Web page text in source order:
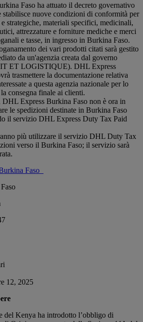
Faso ha attuato il decreto governativo
stabilisce nuove condizioni di conformità per
strategiche, materiali specifici, medicinali,
attrezzature e forniture mediche e merci
e tasse, in ingresso in Burkina Faso.
dei vari prodotti citati sarà gestito
da un'agenzia creata dal governo
ET LOGISTIQUE). DHL Express
trasmettere la documentazione relativa
a questa agenzia nazionale per lo
consegna finale ai clienti.
DHL Express Burkina Faso non è ora in
le spedizioni destinate in Burkina Faso
il servizio DHL Express Duty Tax Paid
più utilizzare il servizio DHL Duty Tax
verso il Burkina Faso; il servizio sarà
Faso
12, 2025
del Kenya ha introdotto l’obbligo di